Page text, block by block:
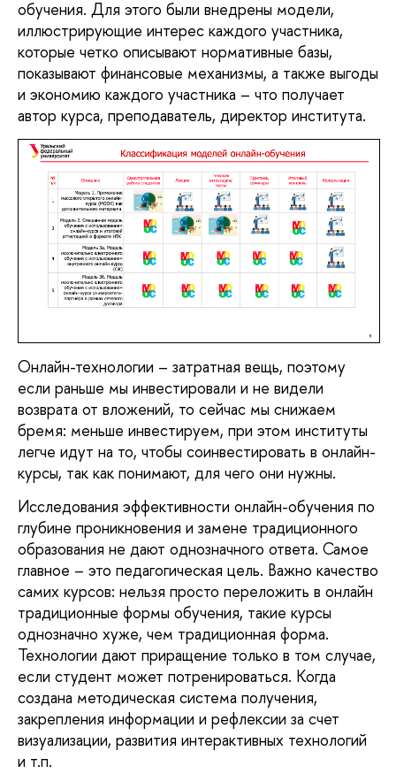
обучения. Для этого были внедрены модели,
иллюстрирующие интерес каждого участника,
которые четко описывают нормативные базы,
показывают финансовые механизмы, а также выгоды
и экономию каждого участника – что получает
автор курса, преподаватель, директор института.
Онлайн-технологии – затратная вещь, поэтому
если раньше мы инвестировали и не видели
возврата от вложений, то сейчас мы снижаем
бремя: меньше инвестируем, при этом институты
легче идут на то, чтобы соинвестировать в онлайн-
курсы, так как понимают, для чего они нужны.
Исследования эффективности онлайн-обучения по
глубине проникновения и замене традиционного
образования не дают однозначного ответа. Самое
главное – это педагогическая цель. Важно качество
самих курсов: нельзя просто переложить в онлайн
традиционные формы обучения, такие курсы
однозначно хуже, чем традиционная форма.
Технологии дают приращение только в том случае,
если студент может потренироваться. Когда
создана методическая система получения,
закрепления информации и рефлексии за счет
визуализации, развития интерактивных технологий
и т.п.